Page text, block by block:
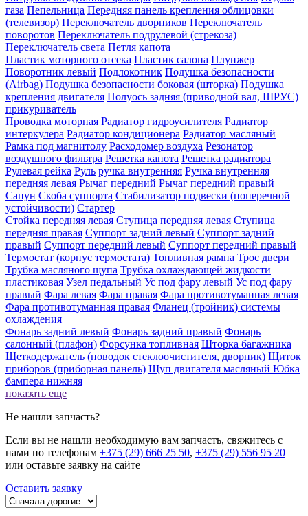
газа Пепельница Передняя панель крепления облицовки
(телевизор) Переключатель дворников Переключатель
поворотов Переключатель подрулевой (стрекоза)
Переключатель света Петля капота
Пластик моторного отсека Пластик салона Плунжер
Поворотник левый Подлокотник Подушка безопасности
(Airbag) Подушка безопасности боковая (шторка) Подушка
крепления двигателя Полуось задняя (приводной вал, ШРУС)
прикуриватель
Проводка моторная Радиатор гидроусилителя Радиатор
интеркулера Радиатор кондиционера Радиатор масляный
Рамка под магнитолу Расходомер воздуха Резонатор
воздушного фильтра Решетка капота Решетка радиатора
Рулевая рейка Руль ручка внутренняя Ручка внутренняя
передняя левая Рычаг передний Рычаг передний правый
Сапун Скоба суппорта Стабилизатор подвески (поперечной
устойчивости) Стартер
Стойка передняя левая Ступица передняя левая Ступица
передняя правая Суппорт задний левый Суппорт задний
правый Суппорт передний левый Суппорт передний правый
Термостат (корпус термостата) Топливная рампа Трос двери
Трубка масляного щупа Трубка охлаждающей жидкости
пластиковая Узел педальный Ус под фару левый Ус под фару
правый Фара левая Фара правая Фара противотуманная левая
Фара противотуманная правая Фланец (тройник) системы
охлаждения
Фонарь задний левый Фонарь задний правый Фонарь
салонный (плафон) Форсунка топливная Шторка багажника
Щеткодержатель (поводок стеклоочистителя, дворник) Щиток
приборов (приборная панель) Щуп двигателя масляный Юбка
бампера нижняя
показать еще
Не нашли запчасть?
Если вы не нашли необходимую вам запчасть, свяжитесь с
нами по телефонам +375 (29) 666 25 50, +375 (29) 556 95 20
или оставьте заявку на сайте
Оставить заявку